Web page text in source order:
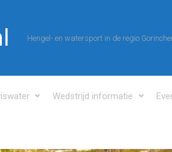
Hengel- en watersport in de regio
Wedstrijd informatie